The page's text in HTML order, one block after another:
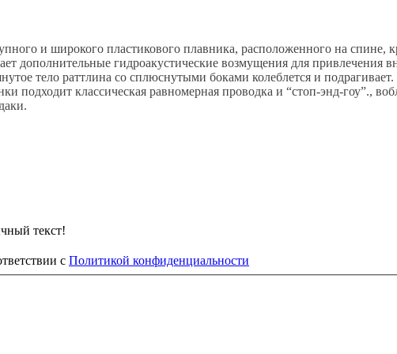
и широкого пластикового плавника, расположенного на
дополнительные гидроакустические возмущения для
тело раттлина со сплюснутыми боками колеблется и
подходит классическая равномерная проводка и “стоп-энд-гоу”.,
текст!
с Политикой конфиденциальности